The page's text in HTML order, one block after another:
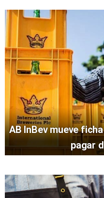
AB InBev mueve
pagar